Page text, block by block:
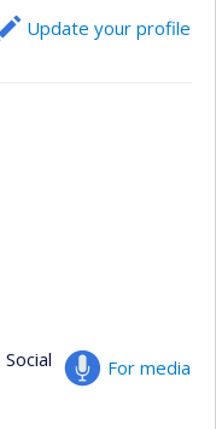
Update your profile
For media
Social